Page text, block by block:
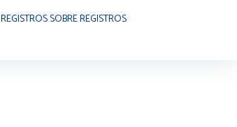
REGISTROS SOBRE REGISTROS